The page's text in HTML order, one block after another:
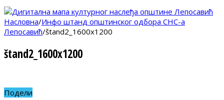
Насловна/Инфо штанд општинског одбора СНС-а
Лепосавић/štand2_1600x1200
štand2_1600x1200
Подели